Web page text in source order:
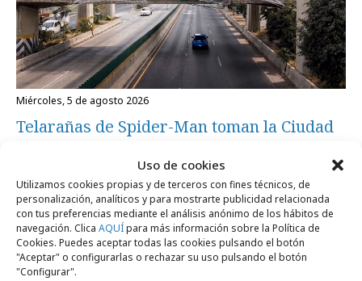
Uso de cookies
Utilizamos cookies propias y de terceros con fines técnicos, de
personalización, analíticos y para mostrarte publicidad relacionada
con tus preferencias mediante el análisis anónimo de los hábitos de
navegación. Clica AQUÍpara más información sobre la Política de
Cookies. Puedes aceptar todas las cookies pulsando el botón
"Aceptar" o configurarlas o rechazar su uso pulsando el botón
"Configurar".
miércoles, 5 de agosto 2026
Telarañas de Spider-Man toman la Ciudad
Artículos recientes